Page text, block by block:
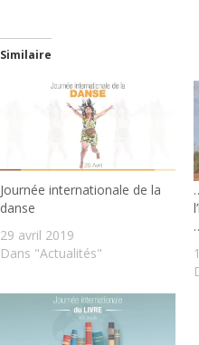
Similaire
Journée internationale de la
danse
29 avril 2019
Dans "Actualités"